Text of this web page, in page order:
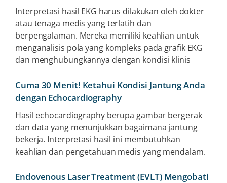
Interpretasi hasil EKG harus dilakukan oleh dokter
atau tenaga medis yang terlatih dan
berpengalaman. Mereka memiliki keahlian untuk
menganalisis pola yang kompleks pada grafik EKG
dan menghubungkannya dengan kondisi klinis
Cuma 30 Menit! Ketahui Kondisi Jantung Anda
dengan Echocardiography
Hasil echocardiography berupa gambar bergerak
dan data yang menunjukkan bagaimana jantung
bekerja. Interpretasi hasil ini membutuhkan
keahlian dan pengetahuan medis yang mendalam.
Endovenous Laser Treatment (EVLT) Mengobati